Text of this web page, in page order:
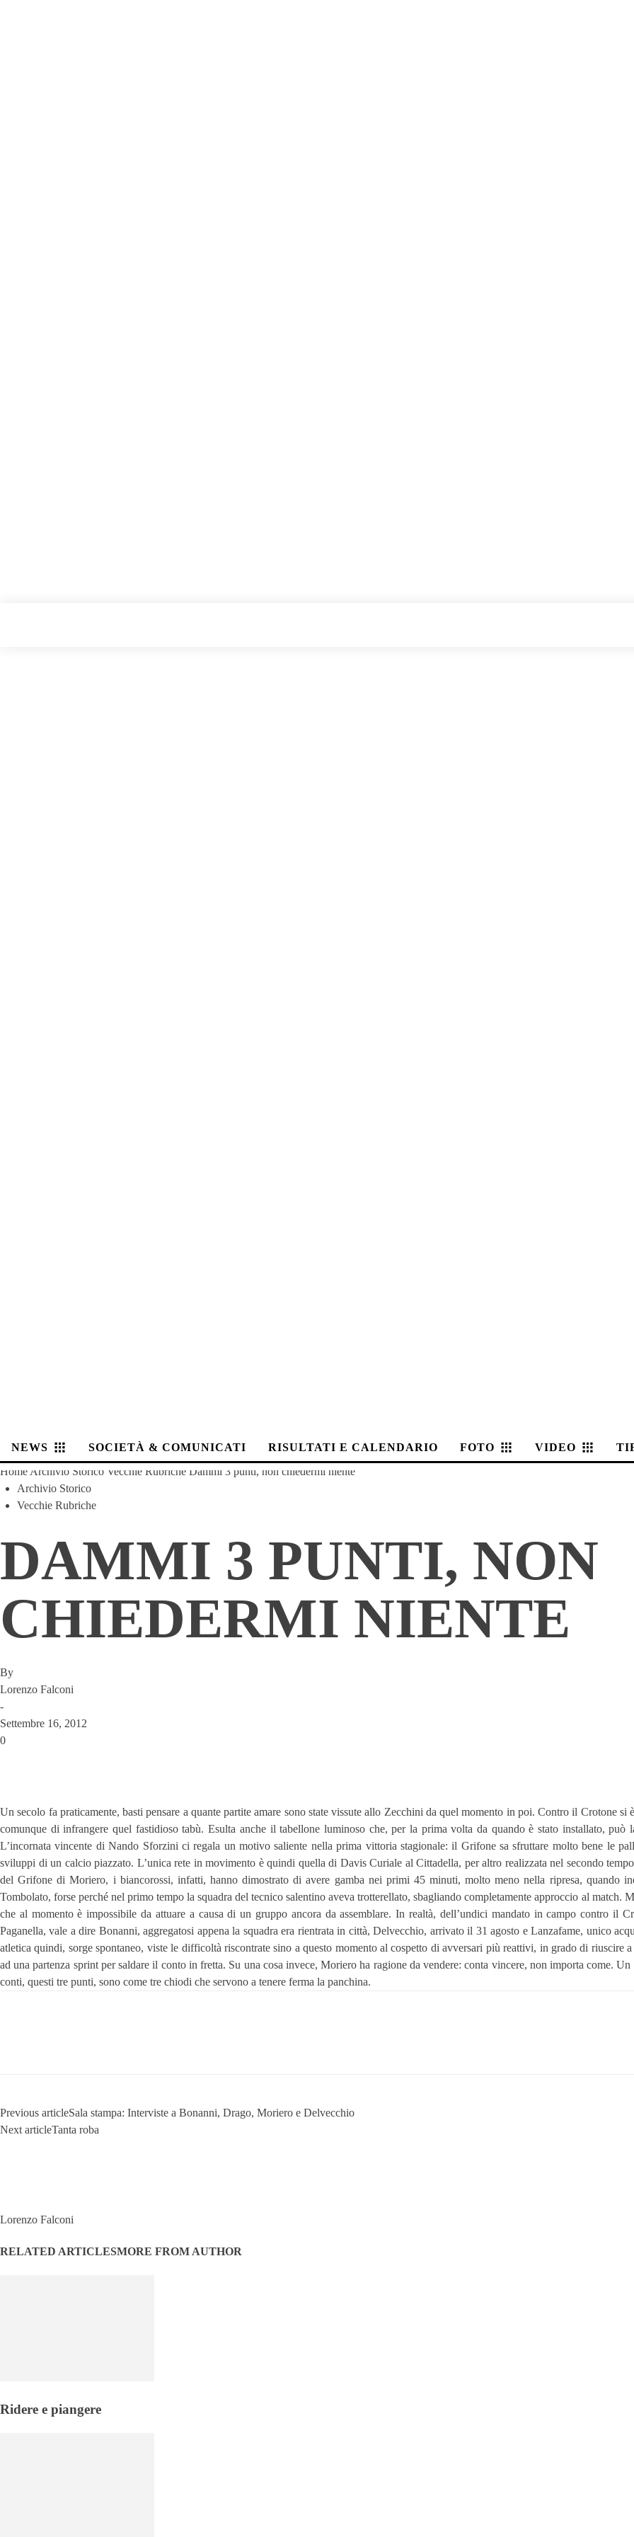
NEWS SOCIETÀ & COMUNICATI RISULTATI E CALENDARIO FOTO VIDEO
Home Archivio Storico Vecchie Rubriche Dammi 3 punti, non chiedermi niente
Archivio Storico
Vecchie Rubriche
DAMMI 3 PUNTI, NON
CHIEDERMI NIENTE
By
Lorenzo Falconi
-
Settembre 16, 2012
0
Un secolo fa praticamente, basti pensare a quante partite amare sono state vissute allo Zecchini da quel momento in poi. Contro il Crotone
comunque di infrangere quel fastidioso tabù. Esulta anche il tabellone luminoso che, per la prima volta da quando è stato installato,
L’incornata vincente di Nando Sforzini ci regala un motivo saliente nella prima vittoria stagionale: il Grifone sa sfruttare molto bene le
sviluppi di un calcio piazzato. L’unica rete in movimento è quindi quella di Davis Curiale al Cittadella, per altro realizzata nel secondo
del Grifone di Moriero, i biancorossi, infatti, hanno dimostrato di avere gamba nei primi 45 minuti, molto meno nella ripresa, quando
Tombolato, forse perché nel primo tempo la squadra del tecnico salentino aveva trotterellato, sbagliando completamente approccio al match.
che al momento è impossibile da attuare a causa di un gruppo ancora da assemblare. In realtà, dell’undici mandato in campo contro il
Paganella, vale a dire Bonanni, aggregatosi appena la squadra era rientrata in città, Delvecchio, arrivato il 31 agosto e Lanzafame, unico
atletica quindi, sorge spontaneo, viste le difficoltà riscontrate sino a questo momento al cospetto di avversari più reattivi, in grado di
ad una partenza sprint per saldare il conto in fretta. Su una cosa invece, Moriero ha ragione da vendere: conta vincere, non importa come.
conti, questi tre punti, sono come tre chiodi che servono a tenere ferma la panchina.
Previous articleSala stampa: Interviste a Bonanni, Drago, Moriero e Delvecchio
Next articleTanta roba
Lorenzo Falconi
RELATED ARTICLESMORE FROM AUTHOR
Ridere e piangere